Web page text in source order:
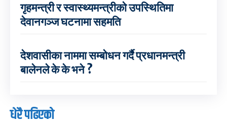
गृहमन्त्री र स्वास्थ्यमन्त्रीको उपस्थितिमा
देवानगञ्ज घटनामा सहमति
देशवासीका नाममा सम्बोधन गर्दै प्रधानमन्त्री
बालेनले के के भने ?
धेरै पढिएको